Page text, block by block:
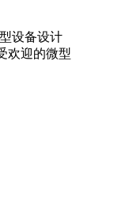
设备设计
欢迎的微型